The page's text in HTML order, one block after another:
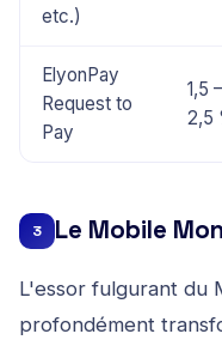
etc.)
ElyonPay
Request to
Pay
1,5 –
2,5
3 Le Mobile
L'essor fulgurant du
profondément